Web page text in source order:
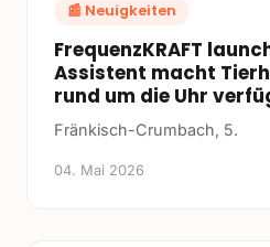
📰 Neuigkeiten
FrequenzKRAFT
Assistent macht
rund um die Uhr
Fränkisch-Crumbach, 5.
04. Mai 2026